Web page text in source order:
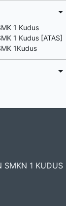
1 Kudus
1 Kudus [ATAS]
1Kudus
SMKN 1 KUDUS